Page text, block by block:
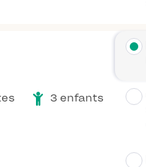
3 enfants